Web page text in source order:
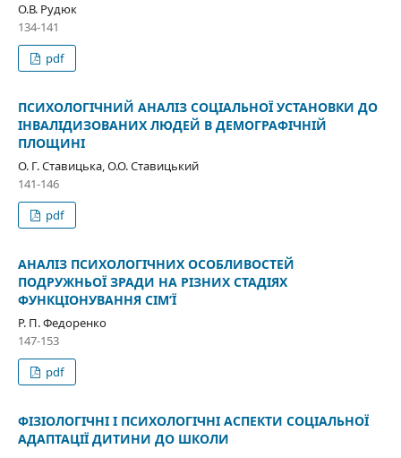
О.В. Рудюк
134-141
pdf
ПСИХОЛОГІЧНИЙ АНАЛІЗ СОЦІАЛЬНОЇ УСТАНОВКИ ДО
ІНВАЛІДИЗОВАНИХ ЛЮДЕЙ В ДЕМОГРАФІЧНІЙ
ПЛОЩИНІ
О. Г. Ставицька, О.О. Ставицький
141-146
pdf
АНАЛІЗ ПСИХОЛОГІЧНИХ ОСОБЛИВОСТЕЙ
ПОДРУЖНЬОЇ ЗРАДИ НА РІЗНИХ СТАДІЯХ
ФУНКЦІОНУВАННЯ СІМ’Ї
Р. П. Федоренко
147-153
pdf
ФІЗІОЛОГІЧНІ І ПСИХОЛОГІЧНІ АСПЕКТИ СОЦІАЛЬНОЇ
АДАПТАЦІЇ ДИТИНИ ДО ШКОЛИ